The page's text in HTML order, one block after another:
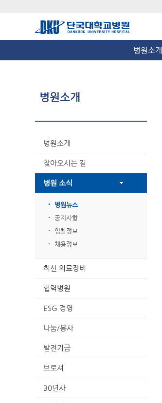
병원소개
병원소개
병원소개
찾아오시는 길
병원 소식
병원뉴스
공지사항
입찰정보
채용정보
최신 의료장비
협력병원
ESG 경영
나눔/봉사
발전기금
브로셔
30년사